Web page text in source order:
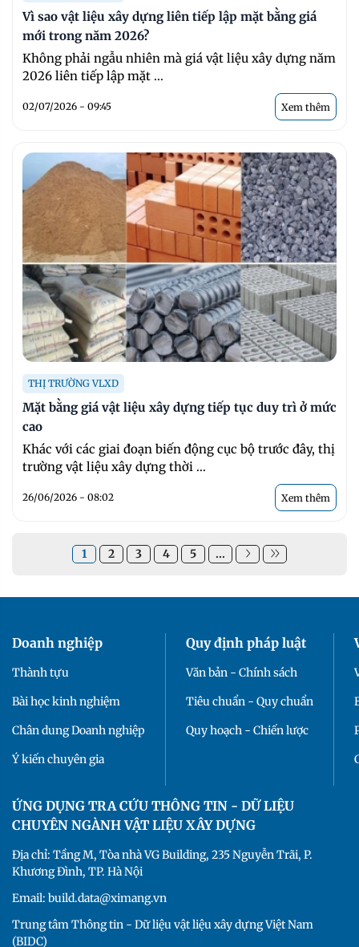
Vì sao vật liệu xây dựng liên tiếp lập mặt bằng giá
mới trong năm 2026?
Không phải ngẫu nhiên mà giá vật liệu xây dựng năm
2026 liên tiếp lập mặt ...
02/07/2026 - 09:45 Xem thêm
THỊ TRƯỜNG VLXD
Mặt bằng giá vật liệu xây dựng tiếp tục duy trì ở mức
cao
Khác với các giai đoạn biến động cục bộ trước đây, thị
trường vật liệu xây dựng thời ...
26/06/2026 - 08:02 Xem thêm
1 2 3 4 5 ...
Doanh nghiệp
Thành tựu
Bài học kinh nghiệm
Chân dung Doanh nghiệp
Ý kiến chuyên gia
Quy định pháp luật
Văn bản - Chính sách
Tiêu chuẩn - Quy chuẩn
Quy hoạch - Chiến lược
ỨNG DỤNG TRA CỨU THÔNG TIN - DỮ LIỆU
CHUYÊN NGÀNH VẬT LIỆU XÂY DỰNG
Địa chỉ: Tầng M, Tòa nhà VG Building, 235 Nguyễn Trãi, P.
Khương Đình, TP. Hà Nội
Email: build.data@ximang.vn
Trung tâm Thông tin - Dữ liệu vật liệu xây dựng Việt Nam
(BIDC)